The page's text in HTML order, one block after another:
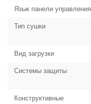
Язык панели управления
Тип сушки
Вид загрузки
Системы защиты
Конструктивные